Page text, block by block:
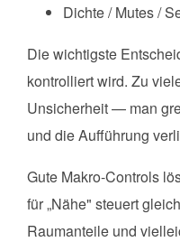
Dichte / Mutes /
Die wichtigste
kontrolliert wird. Zu
Unsicherheit — man
und die Aufführung
Gute Makro-Controls
für „Nähe" steuert
Raumanteile und